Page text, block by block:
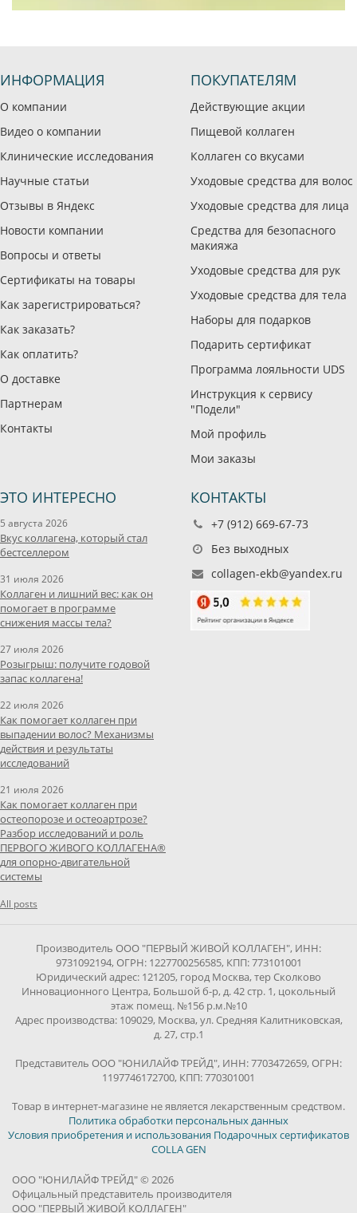
ИНФОРМАЦИЯ
О компании
Видео о компании
Клинические исследования
Научные статьи
Отзывы в Яндекс
Новости компании
Вопросы и ответы
Сертификаты на товары
Как зарегистрироваться?
Как заказать?
Как оплатить?
О доставке
Партнерам
Контакты
ПОКУПАТЕЛЯМ
Действующие акции
Пищевой коллаген
Коллаген со вкусами
Уходовые средства для волос
Уходовые средства для лица
Средства для безопасного
макияжа
Уходовые средства для рук
Уходовые средства для тела
Наборы для подарков
Подарить сертификат
Программа лояльности UDS
Инструкция к сервису
"Подели"
Мой профиль
Мои заказы
ЭТО ИНТЕРЕСНО
5 августа 2026
Вкус коллагена, который стал
бестселлером
31 июля 2026
Коллаген и лишний вес: как он
помогает в программе
снижения массы тела?
27 июля 2026
Розыгрыш: получите годовой
запас коллагена!
22 июля 2026
Как помогает коллаген при
выпадении волос? Механизмы
действия и результаты
исследований
21 июля 2026
Как помогает коллаген при
остеопорозе и остеоартрозе?
Разбор исследований и роль
ПЕРВОГО ЖИВОГО КОЛЛАГЕНА®
для опорно-двигательной
системы
All posts
КОНТАКТЫ
+7 (912) 669-67-73
Без выходных
collagen-ekb@yandex.ru
Производитель ООО "ПЕРВЫЙ ЖИВОЙ КОЛЛАГЕН", ИНН:
9731092194, ОГРН: 1227700256585, КПП: 773101001
Юридический адрес: 121205, город Москва, тер Сколково
Инновационного Центра, Большой б-р, д. 42 стр. 1, цокольный
этаж помещ. №156 р.м.№10
Адрес производства: 109029, Москва, ул. Средняя Калитниковская,
д. 27, стр.1
Представитель ООО "ЮНИЛАЙФ ТРЕЙД", ИНН: 7703472659, ОГРН:
1197746172700, КПП: 770301001
Товар в интернет-магазине не является лекарственным средством.
Политика обработки персональных данных
Условия приобретения и использования Подарочных сертификатов
COLLA GEN
ООО "ЮНИЛАЙФ ТРЕЙД" © 2026
Офицальный представитель производителя
ООО "ПЕРВЫЙ ЖИВОЙ КОЛЛАГЕН"